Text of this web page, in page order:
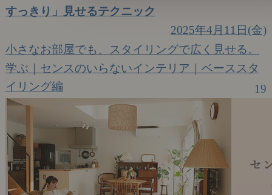
すっきり」見せるテクニック
2025年4月11日(金)
小さなお部屋でも、スタイリングで広く見せる。
学ぶ｜センスのいらないインテリア｜ベーススタ
イリング編
19